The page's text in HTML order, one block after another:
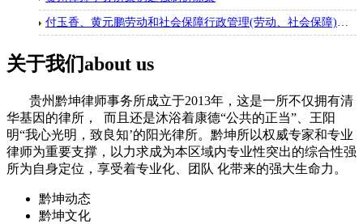
付玉香、黄元鹏劳动和社会保障行政管理(劳动、社会保障)二审行政判决书
关于我们about us
贵州黔坤律师事务所成立于2013年，这是一所不仅拥有清
华基因的律所， 而且还是沐浴着康德“公共的正当”、王阳
明“我心光明，致良知’的阳光律所。黔坤所以权威专家和专业
律师为重要支撑，以力求成为本区域内专业性突出的综合性强
所为自身定位，享受着专业化、团队 化带来的强大生命力。
黔坤动态
黔坤文化